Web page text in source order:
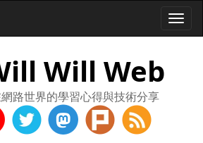
Will Web
路世界的學習心得與技術分享